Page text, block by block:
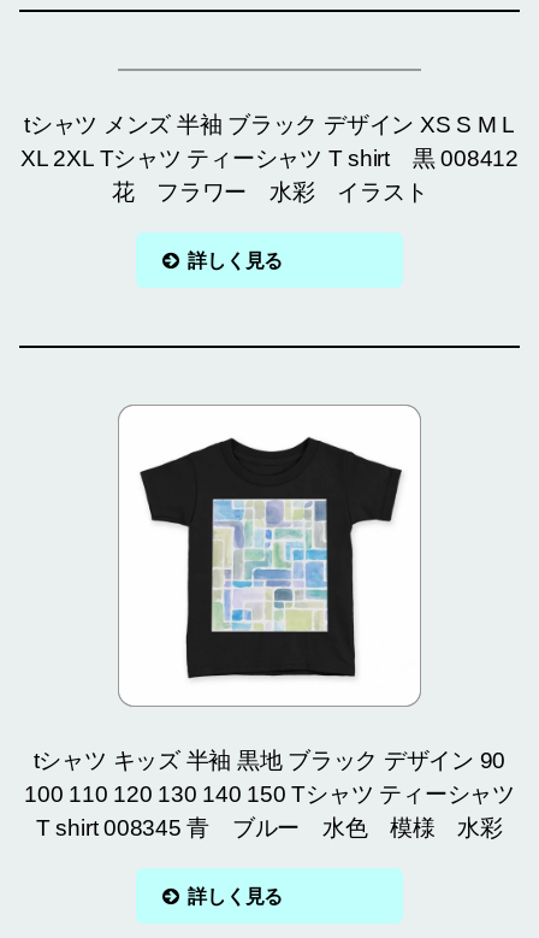
tシャツ メンズ 半袖 ブラック デザイン XS S M L
XL 2XL Tシャツ ティーシャツ T shirt 黒 008412
花 フラワー 水彩 イラスト
詳しく見る
tシャツ キッズ 半袖 黒地 ブラック デザイン 90
100 110 120 130 140 150 Tシャツ ティーシャツ
T shirt 008345 青 ブルー 水色 模様 水彩
詳しく見る